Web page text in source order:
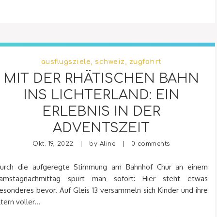
ausflugsziele schweiz zugfahrt
MIT DER RHÄTISCHEN BAHN
INS LICHTERLAND: EIN
ERLEBNIS IN DER
ADVENTSZEIT
Okt. 19, 2022 | by Aline | 0 comments
die aufgeregte Stimmung am Bahnhof Chur an einem
spürt man sofort: Hier steht etwas
bevor. Auf Gleis 13 versammeln sich Kinder und ihre
voller...